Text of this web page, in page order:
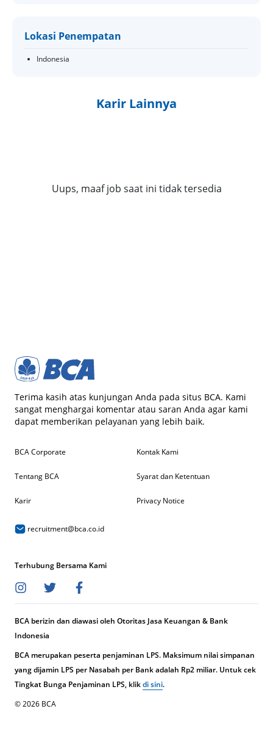
Lokasi Penempatan
Indonesia
Karir Lainnya
Uups, maaf job saat ini tidak tersedia
Terima kasih atas kunjungan Anda pada situs BCA. Kami
sangat menghargai komentar atau saran Anda agar kami
dapat memberikan pelayanan yang lebih baik.
BCA Corporate Kontak Kami
Tentang BCA Syarat dan Ketentuan
Karir Privacy Notice
recruitment@bca.co.id
Terhubung Bersama Kami
BCA berizin dan diawasi oleh Otoritas Jasa Keuangan & Bank
Indonesia
BCA merupakan peserta penjaminan LPS. Maksimum nilai simpanan
yang dijamin LPS per Nasabah per Bank adalah Rp2 miliar. Untuk cek
Tingkat Bunga Penjaminan LPS, klikdi sini.
© 2026 BCA